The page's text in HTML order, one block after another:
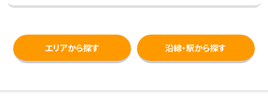
エリアから探す 沿線・駅から探す